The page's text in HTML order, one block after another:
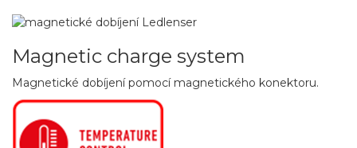
Magnetic charge system
Magnetické dobíjení pomocí magnetického konektoru.